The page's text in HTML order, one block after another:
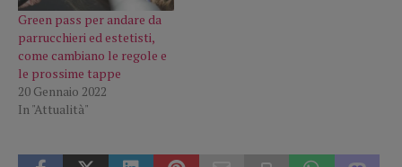
Green pass per andare da
parrucchieri ed estetisti,
come cambiano le regole e
le prossime tappe
20 Gennaio 2022
In "Attualità"